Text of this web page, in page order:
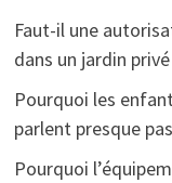
Faut-il une
dans un jardin privé
Pourquoi les
parlent presque
Pourquoi